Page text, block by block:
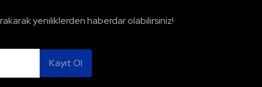
yeniliklerden haberdar olabilirsiniz!
Kayıt Ol